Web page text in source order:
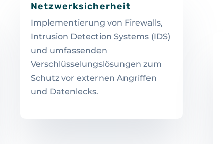
Netzwerksicherheit
Implementierung von Firewalls,
Intrusion Detection Systems (IDS)
und umfassenden
Verschlüsselungslösungen zum
Schutz vor externen Angriffen
und Datenlecks.